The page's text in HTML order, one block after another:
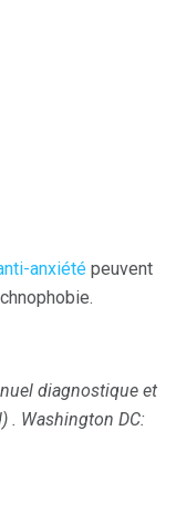
anxiété peuvent
diagnostique et
. Washington DC: